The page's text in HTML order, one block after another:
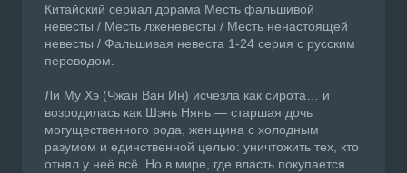
Китайский сериал дорама Месть фальшивой
невесты / Месть лженевесты / Месть ненастоящей
невесты / Фальшивая невеста 1-24 серия с русским
переводом.
Ли Му Хэ (Чжан Ван Ин) исчезла как сирота… и
возродилась как Шэнь Нянь — старшая дочь
могущественного рода, женщина с холодным
разумом и единственной целью: уничтожить тех, кто
отнял у неё всё. Но в мире, где власть покупается